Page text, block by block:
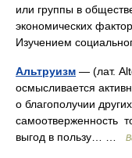
или группы в
экономических
Изучением
Альтруизм — (лат.
осмысливается
о благополучии
самоотверженность
выгод в пользу… …